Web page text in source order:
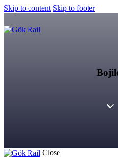
Skip to content Skip to footer
Close